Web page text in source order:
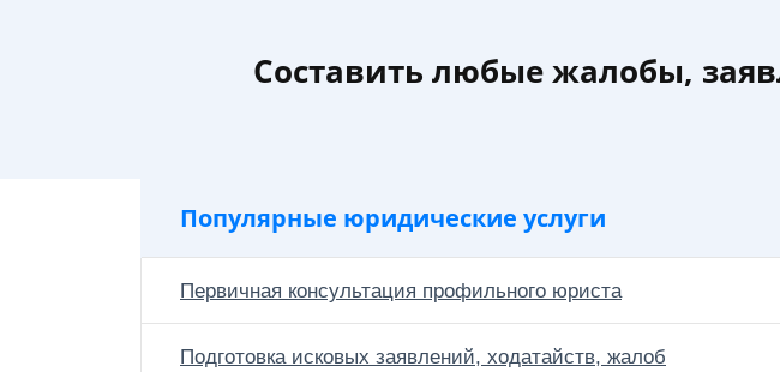
Составить любые жалобы,
Популярные юридические услуги
Первичная консультация профильного юриста
Подготовка исковых заявлений, ходатайств, жалоб